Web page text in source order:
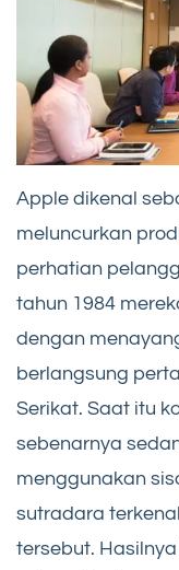
Apple dikenal
meluncurkan
perhatian
tahun 1984
dengan
berlangsung
Serikat. Saat itu
sebenarnya
menggunakan
sutradara
tersebut.